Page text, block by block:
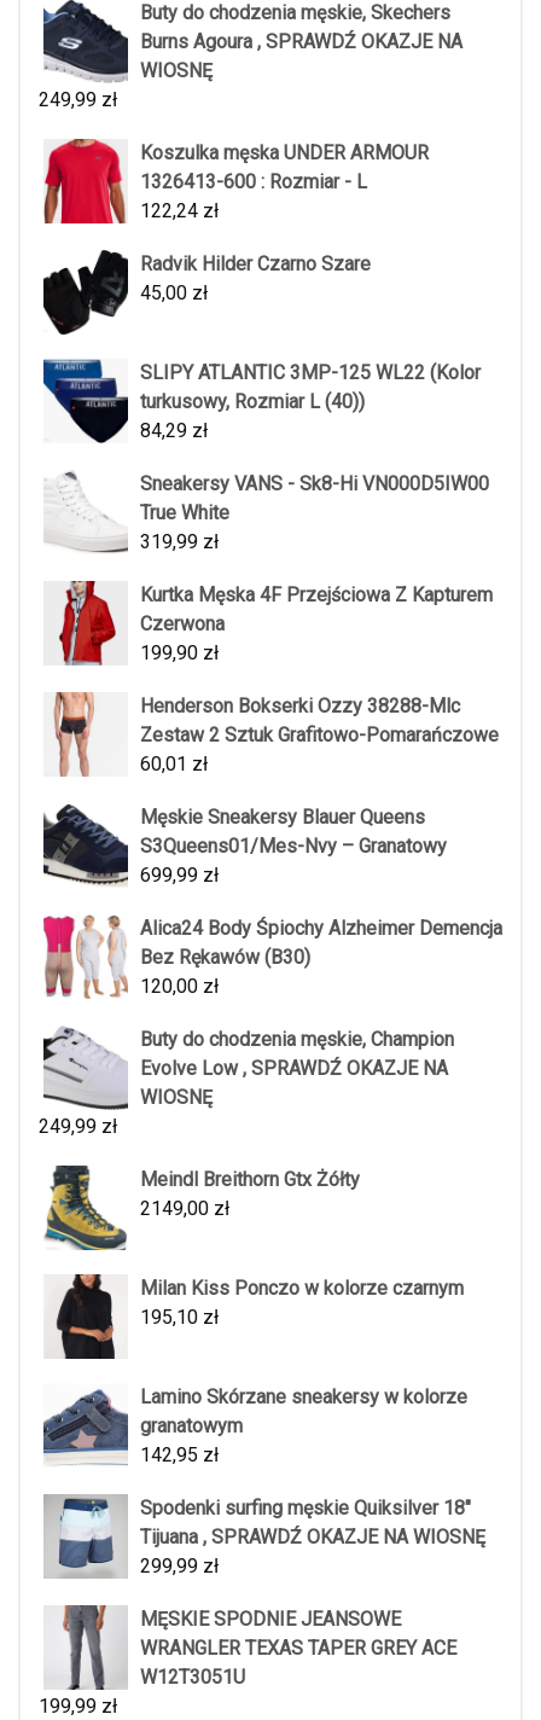
Buty do chodzenia męskie, Skechers
Burns Agoura , SPRAWDŹ OKAZJE NA
WIOSNĘ
249,99 zł
Koszulka męska UNDER ARMOUR
1326413-600 : Rozmiar - L
122,24 zł
Radvik Hilder Czarno Szare
45,00 zł
SLIPY ATLANTIC 3MP-125 WL22 (Kolor
turkusowy, Rozmiar L (40))
84,29 zł
Sneakersy VANS - Sk8-Hi VN000D5IW00
True White
319,99 zł
Kurtka Męska 4F Przejściowa Z Kapturem
Czerwona
199,90 zł
Henderson Bokserki Ozzy 38288-Mlc
Zestaw 2 Sztuk Grafitowo-Pomarańczowe
60,01 zł
Męskie Sneakersy Blauer Queens
S3Queens01/Mes-Nvy – Granatowy
699,99 zł
Alica24 Body Śpiochy Alzheimer Demencja
Bez Rękawów (B30)
120,00 zł
Buty do chodzenia męskie, Champion
Evolve Low , SPRAWDŹ OKAZJE NA
WIOSNĘ
249,99 zł
Meindl Breithorn Gtx Żółty
2149,00 zł
Milan Kiss Ponczo w kolorze czarnym
195,10 zł
Lamino Skórzane sneakersy w kolorze
granatowym
142,95 zł
Spodenki surfing męskie Quiksilver 18"
Tijuana , SPRAWDŹ OKAZJE NA WIOSNĘ
299,99 zł
MĘSKIE SPODNIE JEANSOWE
WRANGLER TEXAS TAPER GREY ACE
W12T3051U
199,99 zł